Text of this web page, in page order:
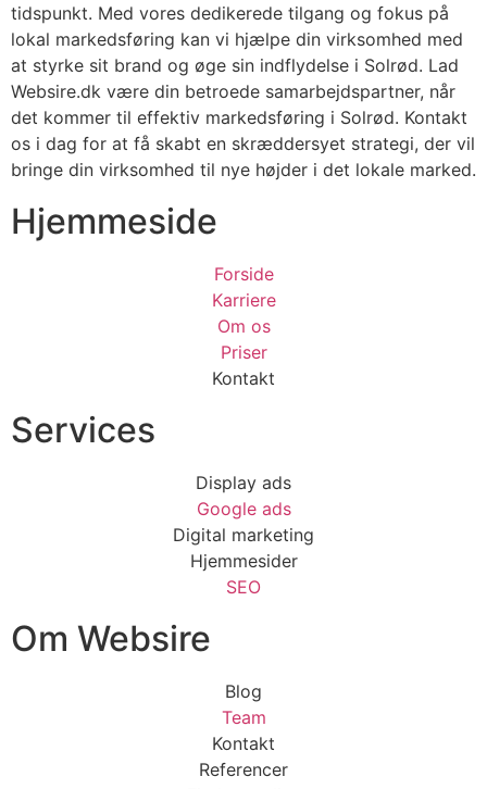
tidspunkt. Med vores dedikerede tilgang og fokus på
lokal markedsføring kan vi hjælpe din virksomhed med
at styrke sit brand og øge sin indflydelse i Solrød. Lad
Websire.dk være din betroede samarbejdspartner, når
det kommer til effektiv markedsføring i Solrød. Kontakt
os i dag for at få skabt en skræddersyet strategi, der vil
bringe din virksomhed til nye højder i det lokale marked.
Hjemmeside
Forside
Karriere
Om os
Priser
Kontakt
Services
Display ads
Google ads
Digital marketing
Hjemmesider
SEO
Om Websire
Blog
Team
Kontakt
Referencer